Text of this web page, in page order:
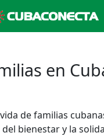
en
de familias
bienestar y la